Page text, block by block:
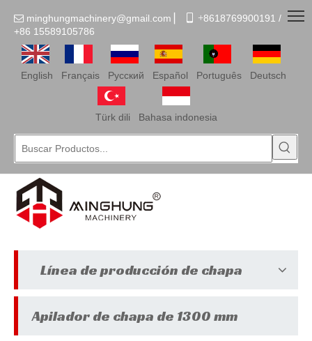
 minghungmachinery@gmail.com  +8618769900191 /
+86 15589105786
English Français Pусский Español Português Deutsch
Türk dili Bahasa indonesia
Línea de producción de chapa
Apilador de chapa de 1300 mm